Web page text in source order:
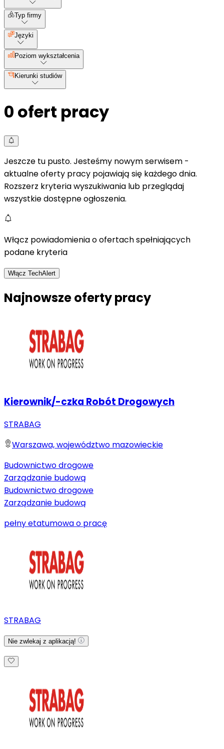
Typ firmy
Języki
Poziom wykształcenia
Kierunki studiów
0 ofert pracy
Jeszcze tu pusto. Jesteśmy nowym serwisem -
aktualne oferty pracy pojawiają się każdego dnia.
Rozszerz kryteria wyszukiwania lub przeglądaj
wszystkie dostępne ogłoszenia.
Włącz powiadomienia o ofertach spełniających
podane kryteria
Włącz TechAlert
Najnowsze oferty pracy
Kierownik/-czka Robót Drogowych
STRABAG
Warszawa, województwo mazowieckie
Budownictwo drogowe
Zarządzanie budową
Budownictwo drogowe
Zarządzanie budową
pełny etatumowa o pracę
STRABAG
Nie zwlekaj z aplikacją!